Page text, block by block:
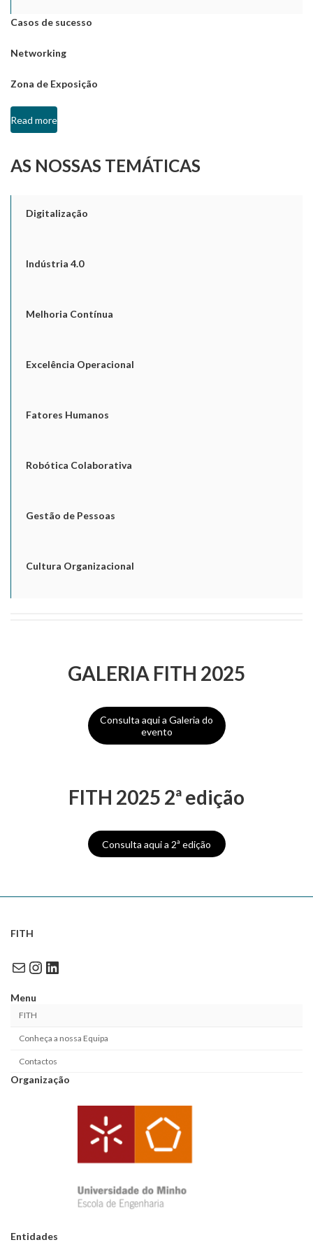
Casos de sucesso
Networking
Zona de Exposição
Read more
AS NOSSAS TEMÁTICAS
Digitalização
Indústria 4.0
Melhoria Contínua
Excelência Operacional
Fatores Humanos
Robótica Colaborativa
Gestão de Pessoas
Cultura Organizacional
GALERIA FITH 2025
Consulta aqui a Galeria do
evento
FITH 2025 2ª edição
Consulta aqui a 2ª edição
FITH
MailInstagram
LinkedIn
Menu
FITH
Conheça a nossa Equipa
Contactos
Organização
Entidades